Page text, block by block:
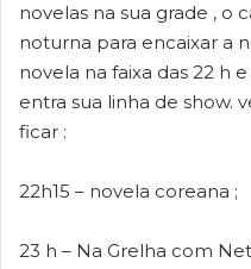
novelas na sua grade , o
noturna para encaixar a
novela na faixa das 22 h
entra sua linha de show.
ficar :
22h15 – novela coreana ;
23 h – Na Grelha com